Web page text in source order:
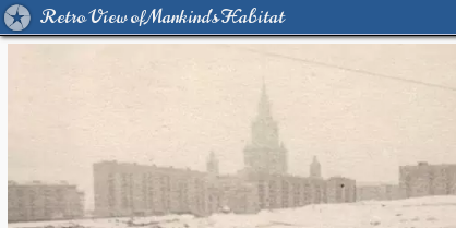
Retro View of Mankind's Habitat